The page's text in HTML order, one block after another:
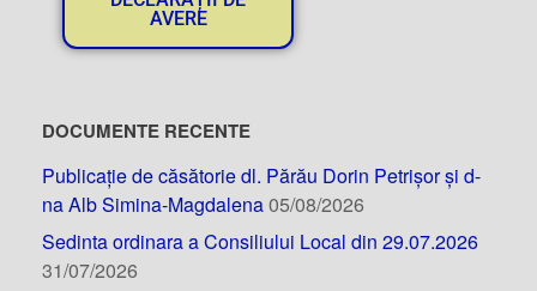
AVERE
DOCUMENTE RECENTE
Publicație de căsătorie dl. Părău Dorin Petrișor și d-
na Alb Simina-Magdalena05/08/2026
Sedinta ordinara a Consiliului Local din 29.07.2026
31/07/2026